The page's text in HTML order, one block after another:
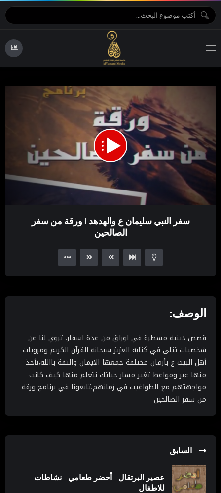
سفر النبي سليمان ع والهدهد | ورقة من سفر
الصالحين
الوصف:
قصص دينية مسطرة في اوراق من عدة اسفار، تروي لنا عن
شخصيات تتلى في كتابه العزيز سبحانه القرآن الكريم ومرويات
أهل البيت ع بأزمان مختلفة جمعها الايمان والثقة باالله،نأخذ
منها عبر ومواعظ تغير مسار حياتك نتعلم منها كيف كانت
مواجهتهم مع الطواغيت في زمانهم،تابعونا في برنامج ورقة
من سفر الصالحين
السابق
عصير البرتقال | أحضر طعامي | نشاطات
للاطفال